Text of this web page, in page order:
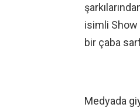
isimli Show
bir çaba
Medyada